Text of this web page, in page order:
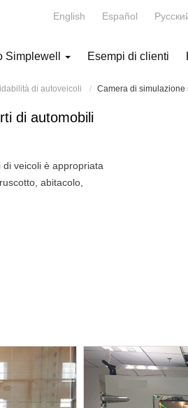
English Español
Simplewell Esempi di clienti
di autoveicoli Camera di
di automobili
veicoli è appropriata
abitacolo,